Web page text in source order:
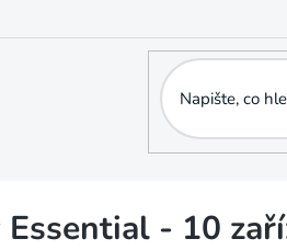
Essential - 10